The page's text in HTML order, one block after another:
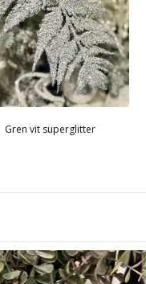
Gren vit superglitter